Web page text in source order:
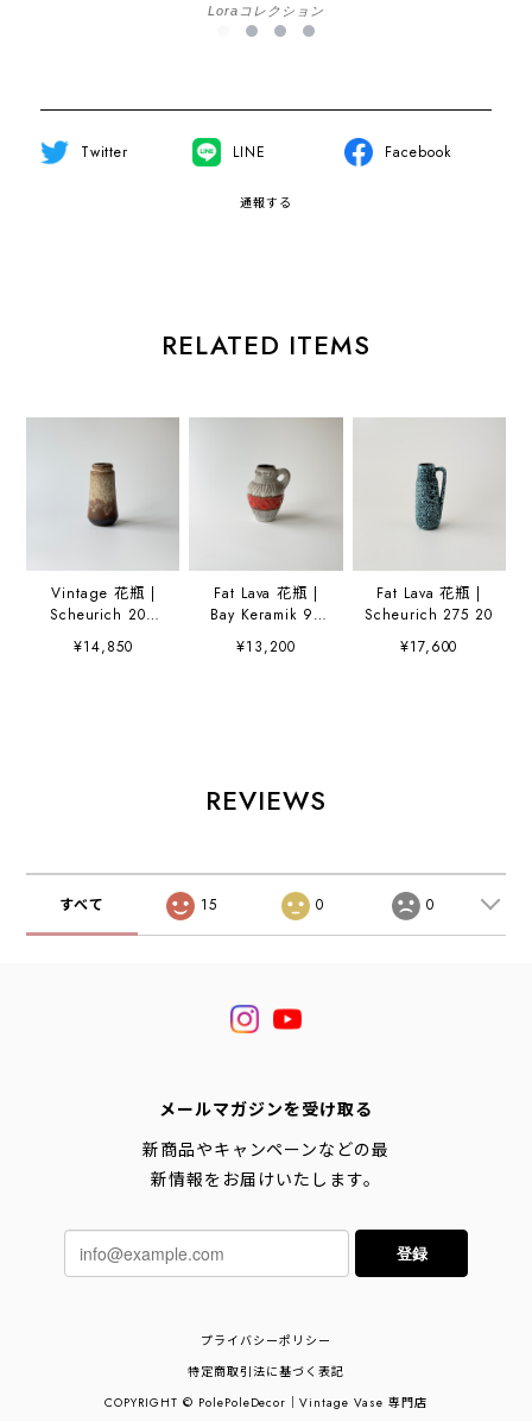
Loraコレクション
Twitter LINE Facebook
通報する
RELATED ITEMS
Vintage 花瓶 |
Scheurich 209
18
¥14,850
Fat Lava 花瓶 |
Bay Keramik 95
17
¥13,200
Fat Lava 花瓶 |
Scheurich 275 20
¥17,600
REVIEWS
すべて 15 0 0
メールマガジンを受け取る
新商品やキャンペーンなどの最
新情報をお届けいたします。
登録
プライバシーポリシー
特定商取引法に基づく表記
COPYRIGHT © PolePoleDecor｜Vintage Vase 専門店